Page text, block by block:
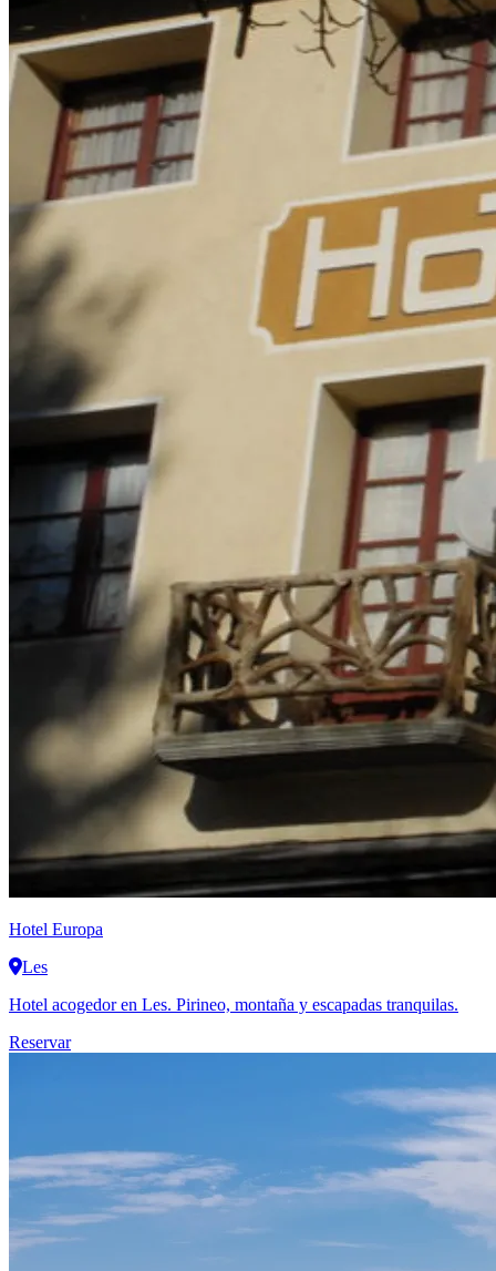
Hotel Europa
Les
Hotel acogedor en Les. Pirineo, montaña y escapadas tranquilas.
Reservar